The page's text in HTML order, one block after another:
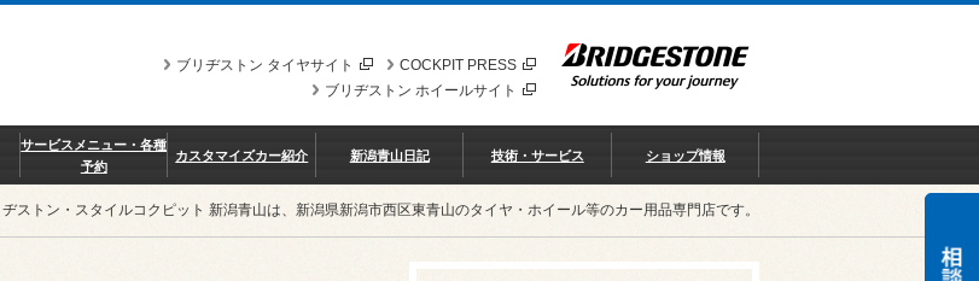
COCKPIT PRESS
ブリヂストン タイヤサイト
ブリヂストン ホイールサイト
サービスメニュー・各種
予約
カスタマイズカー紹介 新潟青山日記 技術・サービス ショップ情報
ヂストン・スタイルコクピット 新潟青山は、新潟県新潟市西区東青山のタイヤ・ホイール等のカー用品専門店です。